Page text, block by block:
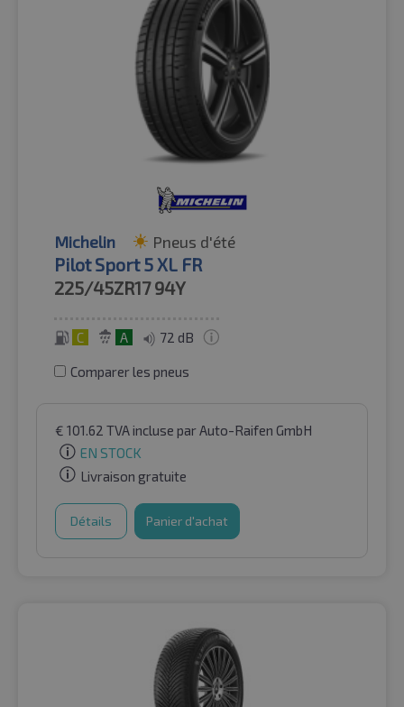
Michelin Pneus d'été
Pilot Sport 5 XL FR
225/45ZR17 94Y
C A 72 dB
Comparer les pneus
€ 101.62 TVA incluse par Auto-Raifen GmbH
EN STOCK
Livraison gratuite
Détails Panier d'achat